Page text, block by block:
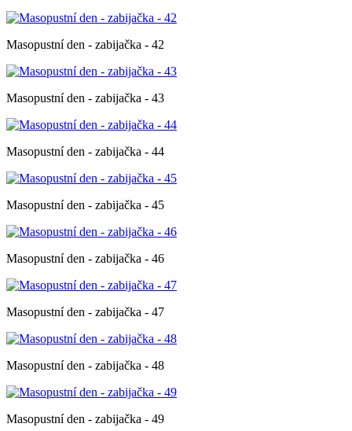
Masopustní den - zabijačka - 42
Masopustní den - zabijačka - 43
Masopustní den - zabijačka - 44
Masopustní den - zabijačka - 45
Masopustní den - zabijačka - 46
Masopustní den - zabijačka - 47
Masopustní den - zabijačka - 48
Masopustní den - zabijačka - 49